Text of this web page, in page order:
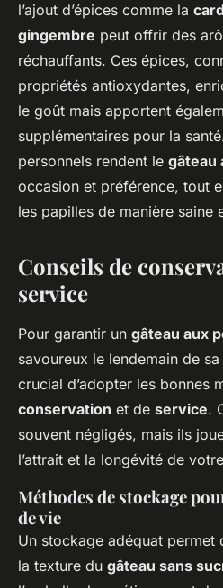
l’ajout d’épices comme la
gingembre peut offrir des
réchauffants. Ces épices,
propriétés antioxydantes,
le goût mais apportent
supplémentaires pour la
personnels rendent le gâteau
occasion et préférence, tout
les papilles de manière saine
Conseils de
service
Pour garantir un gâteau aux
savoureux le lendemain de
crucial d’adopter les bonnes
conservation et de service.
souvent négligés, mais ils
l’attrait et la longévité de votre
Méthodes de stockage
de vie
Un stockage adéquat permet
la texture du gâteau sans